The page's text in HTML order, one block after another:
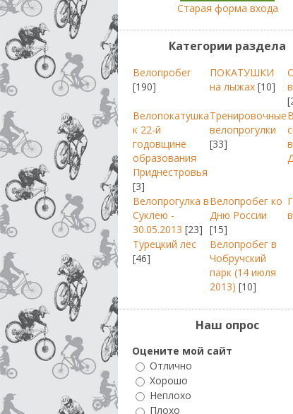
Старая форма входа
Категории раздела
Велопробег
[190]
ПОКАТУШКИ
на лыжах [10]
Велопокатушка
к 22-й
годовщине
образования
Приднестровья
[3]
Тренировочные
велопрогулки
[33]
Велопрогулка в
Суклею -
30.05.2013 [23]
Велопробег ко
Дню России
[15]
Турецкий лес
[46]
Велопробег в
Чобручский
парк (14 июля
2013) [10]
Наш опрос
Оцените мой сайт
Отлично
Хорошо
Неплохо
Плохо